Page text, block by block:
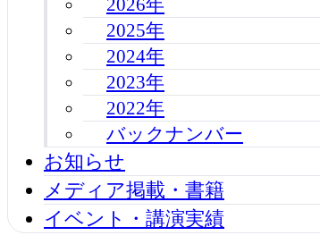
2025年
2024年
2023年
2022年
バックナンバー
お知らせ
メディア掲載・書籍
イベント・講演実績